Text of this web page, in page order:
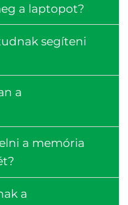
a laptopot?
segíteni
a
a memória
a